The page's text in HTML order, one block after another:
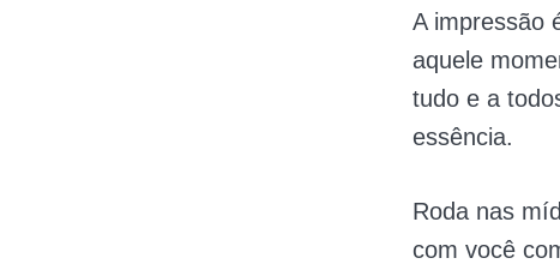
A impressão
aquele
tudo e a
essência.
Roda nas
com você